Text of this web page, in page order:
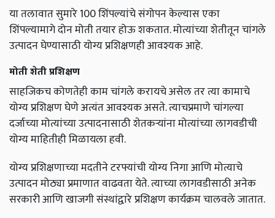
या तलावात सुमारे 100 शिंपल्यांचे संगोपन केल्यास एका
शिंपल्यामागे दोन मोती तयार होऊ शकतात. मोत्यांच्या शेतीतून चांगले
उत्पादन घेण्यासाठी योग्य प्रशिक्षणही आवश्यक आहे.
मोती शेती प्रशिक्षण
साहजिकच कोणतेही काम चांगले करायचे असेल तर त्या कामाचे
योग्य प्रशिक्षण घेणे अत्यंत आवश्यक असते. त्याचप्रमाणे चांगल्या
दर्जाच्या मोत्यांच्या उत्पादनासाठी शेतकऱ्यांना मोत्यांच्या लागवडीची
योग्य माहितीही मिळायला हवी.
योग्य प्रशिक्षणाच्या मदतीने टरफ्यांची योग्य निगा आणि मोत्याचे
उत्पादन मोठ्या प्रमाणात वाढवता येते. त्याच्या लागवडीसाठी अनेक
सरकारी आणि खाजगी संस्थांद्वारे प्रशिक्षण कार्यक्रम चालवले जातात.